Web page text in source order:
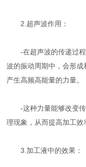
2.超声波作用：
-在超声波的传递过程
波的振动周期中，会形
产生高频高能量的力量。
-这种力量能够改变传
理现象，从而提高加工效
3.加工液中的效果：